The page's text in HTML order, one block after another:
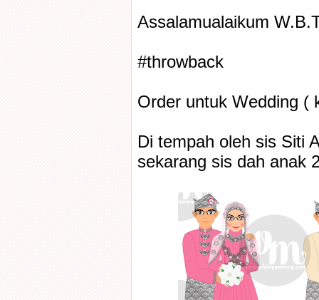
Assalamualaikum
#throwback
Order untuk Wedding (
Di tempah oleh sis Siti
sekarang sis dah anak